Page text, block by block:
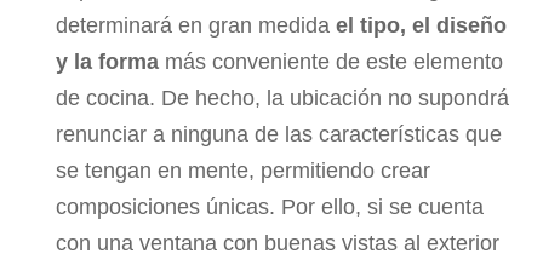
determinará en gran medidael tipo, el diseño
y la forma más conveniente de este elemento
de cocina. De hecho, la ubicación no supondrá
renunciar a ninguna de las características que
se tengan en mente, permitiendo crear
composiciones únicas. Por ello, si se cuenta
con una ventana con buenas vistas al exterior